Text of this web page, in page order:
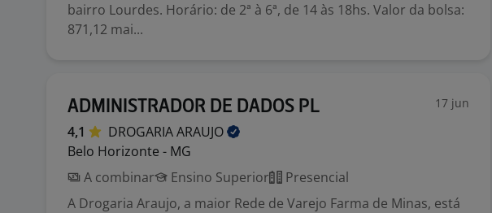
bairro Lourdes. Horário: de 2ª à 6ª, de 14 às 18hs. Valor da bolsa:
871,12 mai...
ADMINISTRADOR DE DADOS PL 17 jun
4,1 DROGARIAARAUJO
Belo Horizonte - MG
A combinar
Ensino Superior
Presencial
A Drogaria Araujo, a maior Rede de Varejo Farma de Minas, está